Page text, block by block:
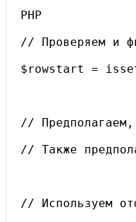
PHP
// Проверяем и
$rowstart =
//
// Также
// Используем